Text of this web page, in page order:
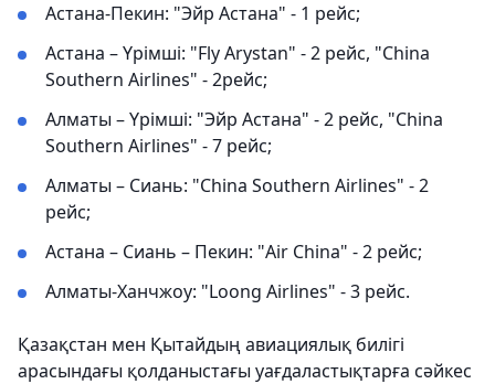
Астана-Пекин: "Эйр Астана" - 1 рейс;
Астана – Үрімші: "Fly Arystan" - 2 рейс, "China
Southern Airlines" - 2рейс;
Алматы – Үрімші: "Эйр Астана" - 2 рейс, "China
Southern Airlines" - 7 рейс;
Алматы – Сиань: "China Southern Airlines" - 2
рейс;
Астана – Сиань – Пекин: "Air China" - 2 рейс;
Алматы-Ханчжоу: "Loong Airlines" - 3 рейс.
Қазақстан мен Қытайдың авиациялық билігі
арасындағы қолданыстағы уағдаластықтарға сәйкес